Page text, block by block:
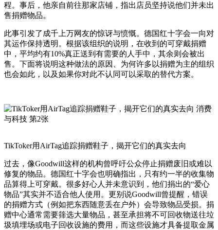
程。事后，他亲自前往那家店铺，指出店员坚持说他们并未出
售捐赠物品。
此事引发了成千上万网友的惊讶与愤慨。德国红十字会一向对
其运作保持透明。根据该组织的说明，在收到的可穿戴捐赠
中，平均约有10%真正送到有需要的人手中，其余则会被出
售。下面将说明这种做法的原因、为何许多以捐赠为主的组织
也会如此，以及如果你对此不认同可以采取的替代方案。
TikToker用AirTag追踪捐赠鞋子，揭开它们的真实去向
过去，像Goodwill这样的机构曾呼吁公众停止捐赠废旧或难以
修复的物品。德国红十字会也明确指出，只有约一半的收集物
品算得上可穿戴。很多好心人并未意识到，他们捐出的“爱心
物品”其实并不适合他人使用。更别说Goodwill曾提醒，错误
的捐赠方式（例如把东西随意丢在户外）会导致物品受损。捐
赠中心通常需要筛选大量物品，甚至承担将不可回收物送往垃
圾填埋场或电子回收设施的费用，而这些设施才具备提取金属